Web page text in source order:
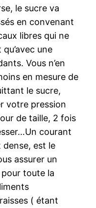
le sucre va
en convenant
libres qui ne
une
Vous n’en
en mesure de
le sucre,
votre pression
de taille, 2 fois
courant
est le
assurer un
pour toute la
( étant